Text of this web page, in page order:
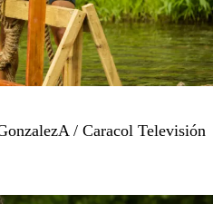
/ Caracol Televisión